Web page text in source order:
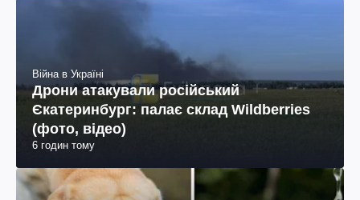
Війна в Україні
Дрони атакували російський
Єкатеринбург: палає склад Wildberries
(фото, відео)
6 годин тому